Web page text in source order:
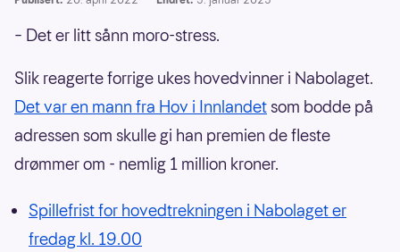
– Det er litt sånn moro-stress.
Slik reagerte forrige ukes hovedvinner i Nabolaget.
Det var en mann fra Hov i Innlandet som bodde på
adressen som skulle gi han premien de fleste
drømmer om - nemlig 1 million kroner.
Spillefrist for hovedtrekningen i Nabolaget er
fredag kl. 19.00